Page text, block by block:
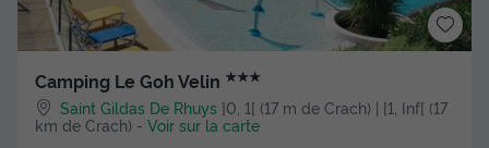
Camping Le Goh Velin ★★★
Saint Gildas De Rhuys ]0, 1[ (17 m de Crach) | [1, Inf[ (17
km de Crach) - Voir sur la carte